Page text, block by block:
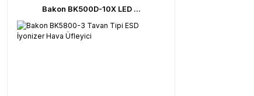
Bakon BK500D-10X LED ...